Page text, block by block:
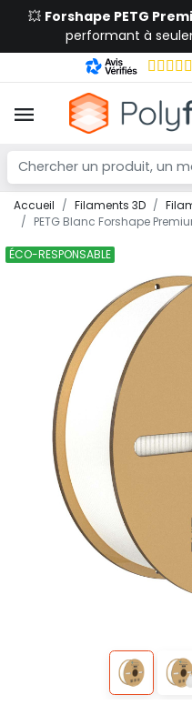
💥 Forshape PETG
performant à
Accueil Filaments 3D
PETG Blanc Forshape
ÉCO-RESPONSABLE